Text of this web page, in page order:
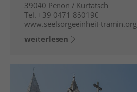
39040 Penon / Kurtatsch
Tel. +39 0471 860190
www.seelsorgeeinheit-tramin.org
weiterlesen